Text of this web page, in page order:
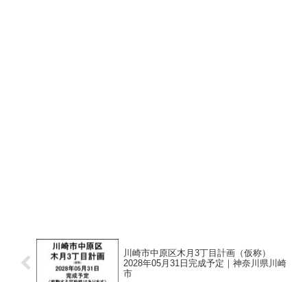
川崎市中原区木月3丁目計画（仮称）
2028年05月31日完成予定｜神奈川県川崎
市